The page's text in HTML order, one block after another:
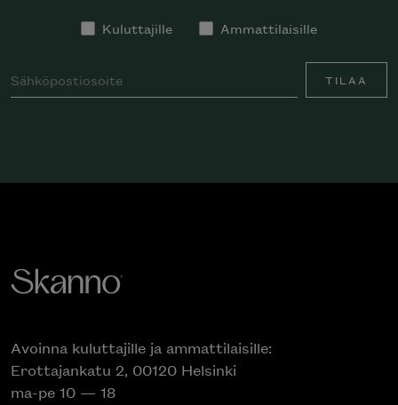
Kuluttajille Ammattilaisille
TILAA
Avoinna kuluttajille ja ammattilaisille:
Erottajankatu 2, 00120 Helsinki
ma-pe 10 — 18